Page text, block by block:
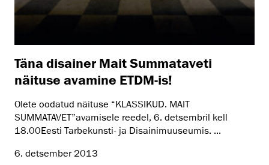
Täna disainer Mait Summataveti
näituse avamine ETDM-is!
Olete oodatud näituse “KLASSIKUD. MAIT
SUMMATAVET”avamisele reedel, 6. detsembril kell
18.00Eesti Tarbekunsti- ja Disainimuuseumis. ...
6. detsember 2013